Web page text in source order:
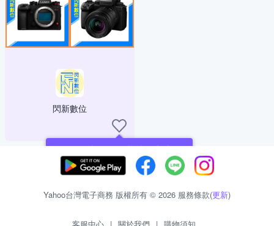
閃新數位
現在可以追蹤你喜愛的商店！
Yahoo台灣電子商務 版權所有 © 2026 服務條款(更新)